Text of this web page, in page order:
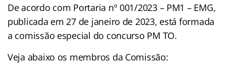
De acordo com Portaria nº 001/2023 – PM1 – EMG,
publicada em 27 de janeiro de 2023, está formada
a comissão especial do concurso PM TO.
Veja abaixo os membros da Comissão: